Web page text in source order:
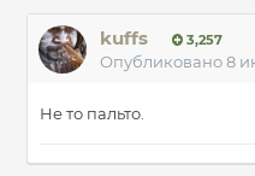
kuffs 3,257
Опубликовано8
Не то пальто.